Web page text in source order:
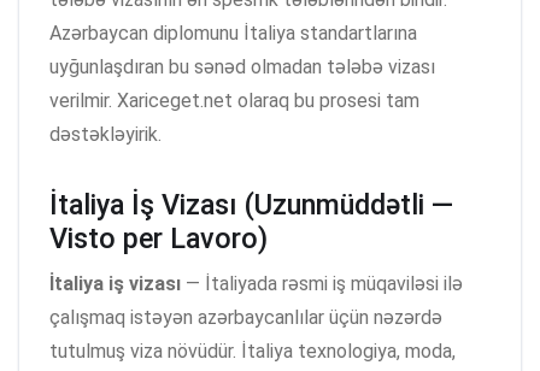
Azərbaycan diplomunu İtaliya standartlarına
uyğunlaşdıran bu sənəd olmadan tələbə vizası
verilmir. Xariceget.net olaraq bu prosesi tam
dəstəkləyirik.
İtaliya İş Vizası (Uzunmüddətli —
Visto per Lavoro)
İtaliya iş vizası — İtaliyada rəsmi iş müqaviləsi ilə
çalışmaq istəyən azərbaycanlılar üçün nəzərdə
tutulmuş viza növüdür. İtaliya texnologiya, moda,